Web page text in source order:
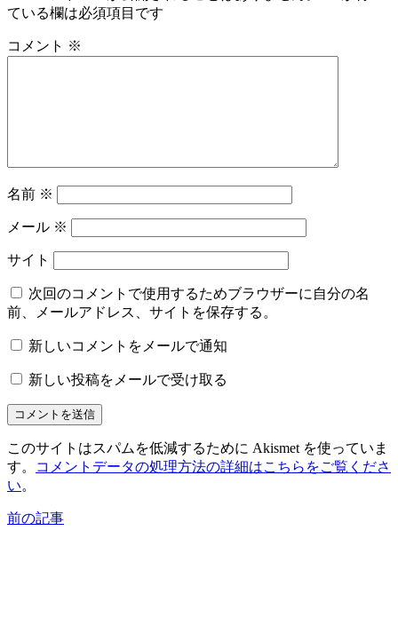
ている欄は必須項目です
コメント ※
名前 ※
メール ※
サイト
次回のコメントで使用するためブラウザーに自分の名
前、メールアドレス、サイトを保存する。
新しいコメントをメールで通知
新しい投稿をメールで受け取る
このサイトはスパムを低減するために Akismet を使っていま
す。
コメントデータの処理方法の詳細はこちらをご覧くださ
い。
前の記事